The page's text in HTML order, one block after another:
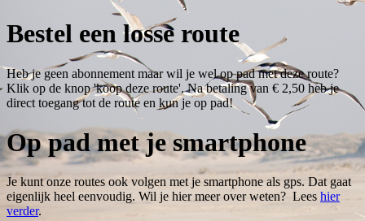
Bestel een losse route
Heb je geen abonnement maar wil je wel op pad met deze route?
Klik op de knop 'koop deze route'. Na betaling van € 2,50 heb je
direct toegang tot de route en kun je op pad!
Op pad met je smartphone
Je kunt onze routes ook volgen met je smartphone als gps. Dat gaat
eigenlijk heel eenvoudig. Wil je hier meer over weten? Lees hier
verder.